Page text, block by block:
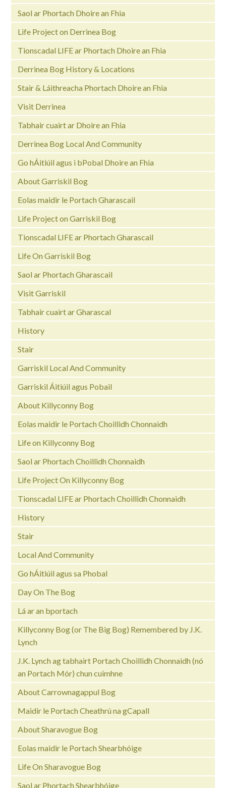
Saol ar Phortach Dhoire an Fhia
Life Project on Derrinea Bog
Tionscadal LIFE ar Phortach Dhoire an Fhia
Derrinea Bog History & Locations
Stair & Láithreacha Phortach Dhoire an Fhia
Visit Derrinea
Tabhair cuairt ar Dhoire an Fhia
Derrinea Bog Local And Community
Go hÁitiúil agus i bPobal Dhoire an Fhia
About Garriskil Bog
Eolas maidir le Portach Gharascail
Life Project on Garriskil Bog
Tionscadal LIFE ar Phortach Gharascail
Life On Garriskil Bog
Saol ar Phortach Gharascail
Visit Garriskil
Tabhair cuairt ar Gharascal
History
Stair
Garriskil Local And Community
Garriskil Áitiúil agus Pobail
About Killyconny Bog
Eolas maidir le Portach Choillidh Chonnaidh
Life on Killyconny Bog
Saol ar Phortach Choillidh Chonnaidh
Life Project On Killyconny Bog
Tionscadal LIFE ar Phortach Choillidh Chonnaidh
History
Stair
Local And Community
Go hÁitiúil agus sa Phobal
Day On The Bog
Lá ar an bportach
Killyconny Bog (or The Big Bog) Remembered by J.K.
Lynch
J.K. Lynch ag tabhairt Portach Choillidh Chonnaidh (nó
an Portach Mór) chun cuimhne
About Carrownagappul Bog
Maidir le Portach Cheathrú na gCapall
About Sharavogue Bog
Eolas maidir le Portach Shearbhóige
Life On Sharavogue Bog
Saol ar Phortach Shearbhóige